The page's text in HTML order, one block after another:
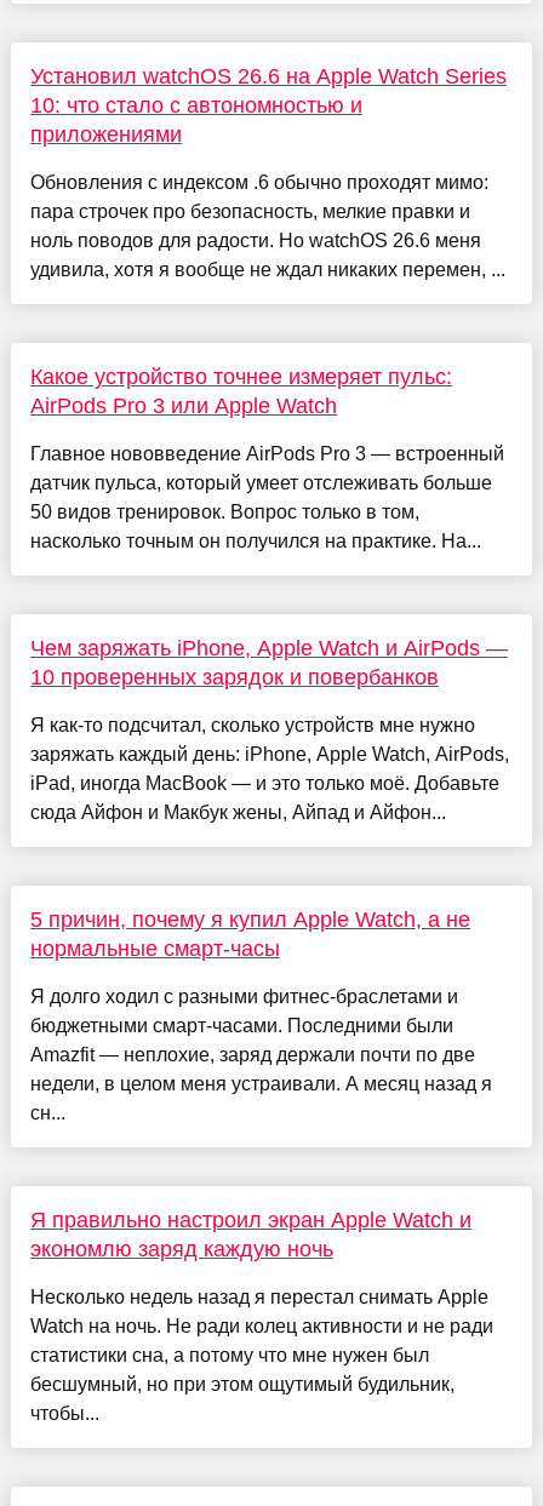
Установил watchOS 26.6 на Apple Watch Series
10: что стало с автономностью и
приложениями
Обновления с индексом .6 обычно проходят мимо:
пара строчек про безопасность, мелкие правки и
ноль поводов для радости. Но watchOS 26.6 меня
удивила, хотя я вообще не ждал никаких перемен, ...
Какое устройство точнее измеряет пульс:
AirPods Pro 3 или Apple Watch
Главное нововведение AirPods Pro 3 — встроенный
датчик пульса, который умеет отслеживать больше
50 видов тренировок. Вопрос только в том,
насколько точным он получился на практике. На...
Чем заряжать iPhone, Apple Watch и AirPods —
10 проверенных зарядок и повербанков
Я как-то подсчитал, сколько устройств мне нужно
заряжать каждый день: iPhone, Apple Watch, AirPods,
iPad, иногда MacBook — и это только моё. Добавьте
сюда Айфон и Макбук жены, Айпад и Айфон...
5 причин, почему я купил Apple Watch, а не
нормальные смарт-часы
Я долго ходил с разными фитнес-браслетами и
бюджетными смарт-часами. Последними были
Amazfit — неплохие, заряд держали почти по две
недели, в целом меня устраивали. А месяц назад я
сн...
Я правильно настроил экран Apple Watch и
экономлю заряд каждую ночь
Несколько недель назад я перестал снимать Apple
Watch на ночь. Не ради колец активности и не ради
статистики сна, а потому что мне нужен был
бесшумный, но при этом ощутимый будильник,
чтобы...